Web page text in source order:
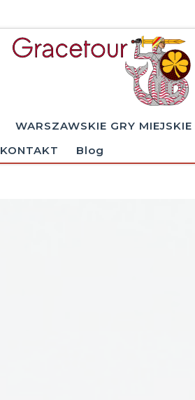
WARSZAWSKIE GRY MIEJSKIE
KONTAKT Blog